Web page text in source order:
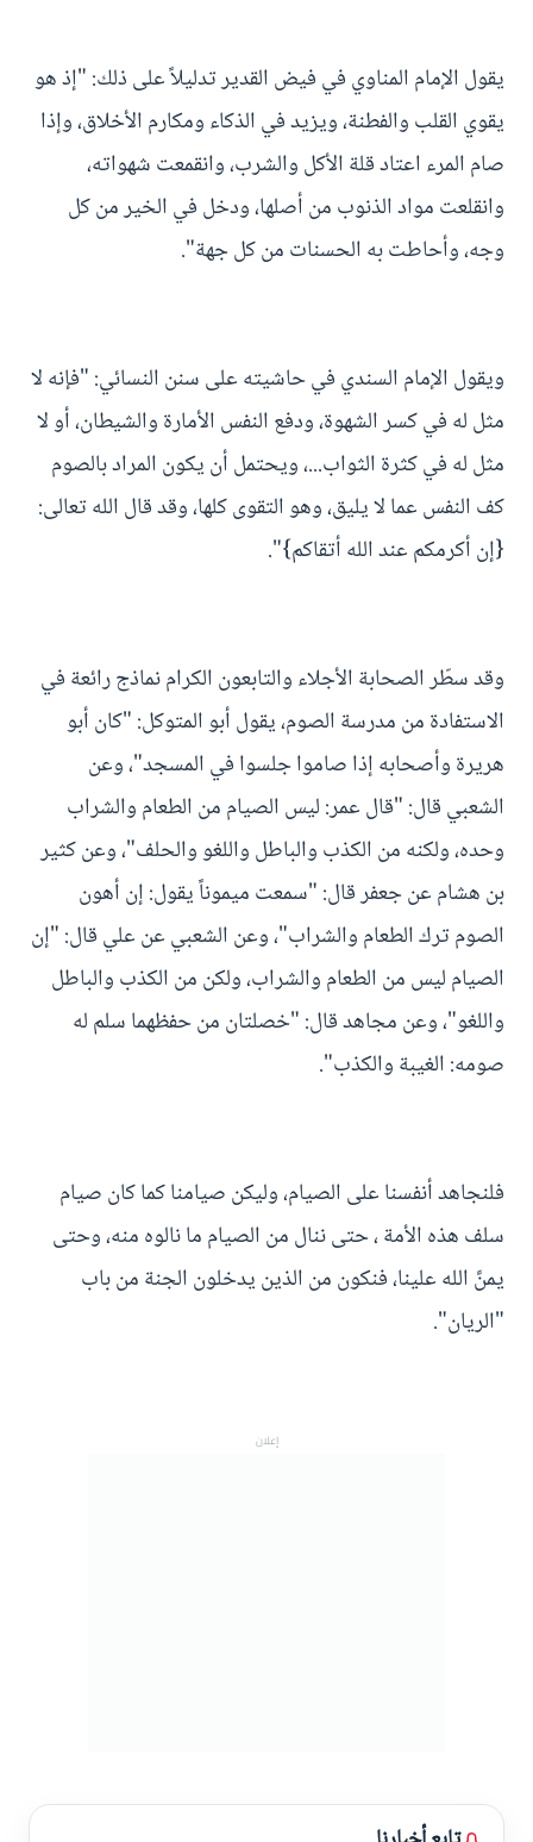
يقول الإمام المناوي في فيض القدير تدليلاً على ذلك: "إذ هو
يقوي القلب والفطنة، ويزيد في الذكاء ومكارم الأخلاق، وإذا
صام المرء اعتاد قلة الأكل والشرب، وانقمعت شهواته،
وانقلعت مواد الذنوب من أصلها، ودخل في الخير من كل
وجه، وأحاطت به الحسنات من كل جهة".
ويقول الإمام السندي في حاشيته على سنن النسائي: "فإنه لا
مثل له في كسر الشهوة، ودفع النفس الأمارة والشيطان، أو لا
مثل له في كثرة الثواب...، ويحتمل أن يكون المراد بالصوم
كف النفس عما لا يليق، وهو التقوى كلها، وقد قال الله تعالى:
{إن أكرمكم عند الله أتقاكم}".
وقد سطّر الصحابة الأجلاء والتابعون الكرام نماذج رائعة في
الاستفادة من مدرسة الصوم، يقول أبو المتوكل: "كان أبو
هريرة وأصحابه إذا صاموا جلسوا في المسجد"، وعن
الشعبي قال: "قال عمر: ليس الصيام من الطعام والشراب
وحده، ولكنه من الكذب والباطل واللغو والحلف"، وعن كثير
بن هشام عن جعفر قال: "سمعت ميموناً يقول: إن أهون
الصوم ترك الطعام والشراب"، وعن الشعبي عن علي قال: "إن
الصيام ليس من الطعام والشراب، ولكن من الكذب والباطل
واللغو"، وعن مجاهد قال: "خصلتان من حفظهما سلم له
صومه: الغيبة والكذب".
فلنجاهد أنفسنا على الصيام، وليكن صيامنا كما كان صيام
سلف هذه الأمة ، حتى ننال من الصيام ما نالوه منه، وحتى
يمنَّ الله علينا، فنكون من الذين يدخلون الجنة من باب
"الريان".
إعلان